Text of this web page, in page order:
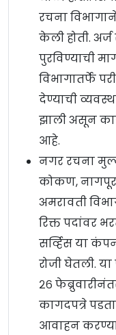
रचना
केली होती.
पुरविण्याची
विभागातर्फे
देण्याची
झाली असून
आहे.
नगर रचना
कोकण,
अमरावती
रिक्त पदांवर
सर्व्हिस या
रोजी घेतली. या
२६
कागदपत्रे
आवाहन